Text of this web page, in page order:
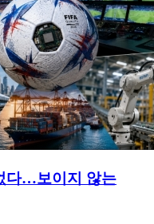
다…보이지 않는